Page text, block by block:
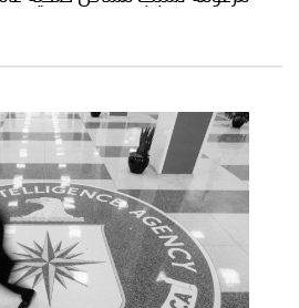
أشارت إليه صحيفة "بوليتيكو"
لها في 10 أيار/ مايو
حاليين وسابقين على دراية بالأمر.